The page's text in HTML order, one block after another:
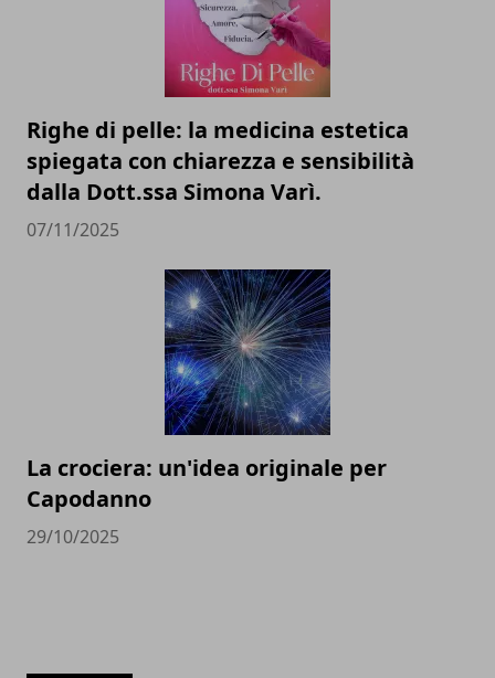
Righe di pelle: la medicina estetica
spiegata con chiarezza e sensibilità
dalla Dott.ssa Simona Varì.
07/11/2025
La crociera: un'idea originale per
Capodanno
29/10/2025